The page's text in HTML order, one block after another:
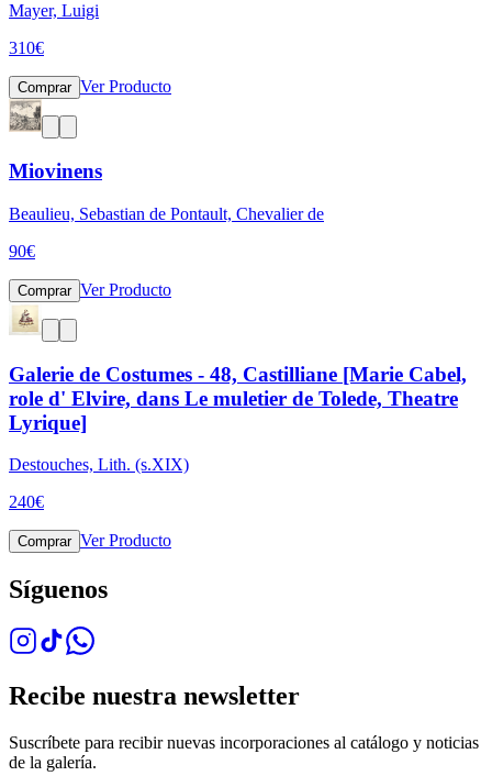
Mayer, Luigi
310€
Comprar Ver Producto
Miovinens
Beaulieu, Sebastian de Pontault, Chevalier de
90€
Comprar Ver Producto
Galerie de Costumes - 48, Castilliane [Marie Cabel,
role d' Elvire, dans Le muletier de Tolede, Theatre
Lyrique]
Destouches, Lith. (s.XIX)
240€
Comprar Ver Producto
Síguenos
Recibe nuestra newsletter
Suscríbete para recibir nuevas incorporaciones al catálogo y noticias
de la galería.